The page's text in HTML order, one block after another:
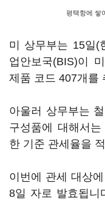
평택항에 쌓
미 상무부는 15일(
업안보국(BIS)이
제품 코드 407개를
아울러 상무부는
구성품에 대해서
한 기준 관세율을
이번에 관세 대상
8일 자로 발효됩니